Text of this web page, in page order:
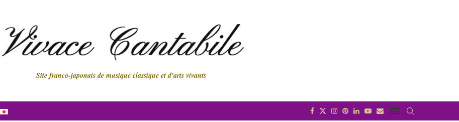
Site franco-japonais de musique classique et d'arts vivants